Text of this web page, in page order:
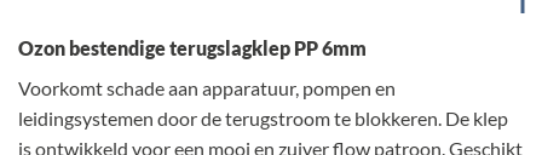
Ozon bestendige terugslagklep PP 6mm
Voorkomt schade aan apparatuur, pompen en
leidingsystemen door de terugstroom te blokkeren. De klep
is ontwikkeld voor een mooi en zuiver flow patroon. Geschikt